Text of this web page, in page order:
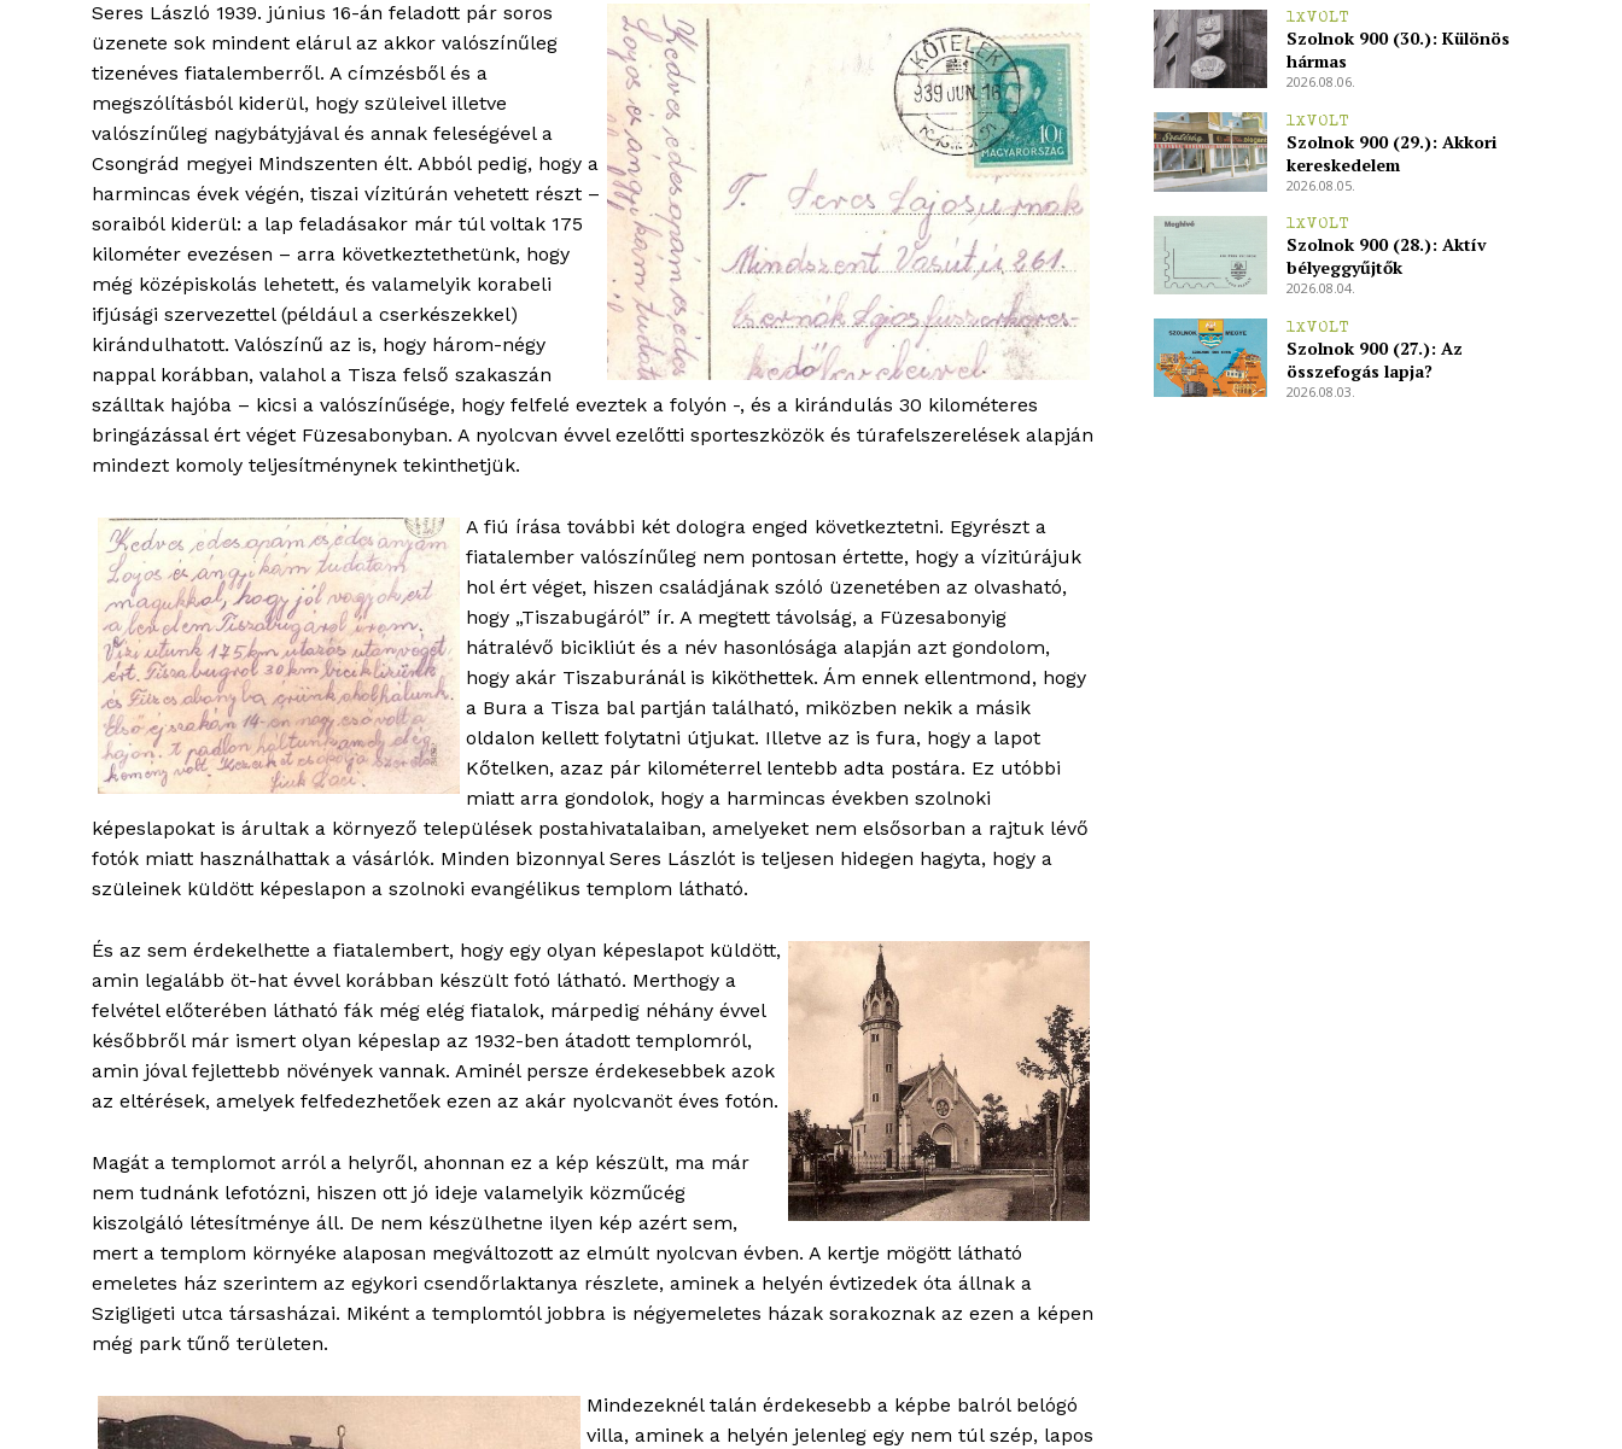
blogSZOLNOK
szubjektív
élményportál
ELŐFIZETÉS
Hasznos
bSZ fiók
Kapcsolat
Adatkezelési tájékoztató
Hirdetés
Seres László 1939. június 16-án feladott pár soros
üzenete sok mindent elárul az akkor valószínűleg
tizenéves fiatalemberről. A címzésből és a
megszólításból kiderül, hogy szüleivel illetve
valószínűleg nagybátyjával és annak feleségével a
Csongrád megyei Mindszenten élt. Abból pedig, hogy a
harmincas évek végén, tiszai vízitúrán vehetett részt –
soraiból kiderül: a lap feladásakor már túl voltak 175
kilométer evezésen – arra következtethetünk, hogy
még középiskolás lehetett, és valamelyik korabeli
ifjúsági szervezettel (például a cserkészekkel)
kirándulhatott. Valószínű az is, hogy három-négy
nappal korábban, valahol a Tisza felső szakaszán
szálltak hajóba – kicsi a valószínűsége, hogy felfelé eveztek a folyón -, és a kirándulás 30 kilométeres
bringázással ért véget Füzesabonyban. A nyolcvan évvel ezelőtti sporteszközök és túrafelszerelések alapján
mindezt komoly teljesítménynek tekinthetjük.
A fiú írása további két dologra enged következtetni. Egyrészt a
fiatalember valószínűleg nem pontosan értette, hogy a vízitúrájuk
hol ért véget, hiszen családjának szóló üzenetében az olvasható,
hogy „Tiszabugáról” ír. A megtett távolság, a Füzesabonyig
hátralévő bicikliút és a név hasonlósága alapján azt gondolom,
hogy akár Tiszaburánál is kiköthettek. Ám ennek ellentmond, hogy
a Bura a Tisza bal partján található, miközben nekik a másik
oldalon kellett folytatni útjukat. Illetve az is fura, hogy a lapot
Kőtelken, azaz pár kilométerrel lentebb adta postára. Ez utóbbi
miatt arra gondolok, hogy a harmincas években szolnoki
képeslapokat is árultak a környező települések postahivatalaiban, amelyeket nem elsősorban a rajtuk lévő
fotók miatt használhattak a vásárlók. Minden bizonnyal Seres Lászlót is teljesen hidegen hagyta, hogy a
szüleinek küldött képeslapon a szolnoki evangélikus templom látható.
És az sem érdekelhette a fiatalembert, hogy egy olyan képeslapot küldött,
amin legalább öt-hat évvel korábban készült fotó látható. Merthogy a
felvétel előterében látható fák még elég fiatalok, márpedig néhány évvel
későbbről már ismert olyan képeslap az 1932-ben átadott templomról,
amin jóval fejlettebb növények vannak. Aminél persze érdekesebbek azok
az eltérések, amelyek felfedezhetőek ezen az akár nyolcvanöt éves fotón.
Magát a templomot arról a helyről, ahonnan ez a kép készült, ma már
nem tudnánk lefotózni, hiszen ott jó ideje valamelyik közműcég
kiszolgáló létesítménye áll. De nem készülhetne ilyen kép azért sem,
mert a templom környéke alaposan megváltozott az elmúlt nyolcvan évben. A kertje mögött látható
emeletes ház szerintem az egykori csendőrlaktanya részlete, aminek a helyén évtizedek óta állnak a
Szigligeti utca társasházai. Miként a templomtól jobbra is négyemeletes házak sorakoznak az ezen a képen
még park tűnő területen.
Mindezeknél talán érdekesebb a képbe balról belógó
villa, aminek a helyén jelenleg egy nem túl szép, lapos
1XVOLT
Szolnok 900 (30.): Különös
hármas
2026.08.06.
1XVOLT
Szolnok 900 (29.): Akkori
kereskedelem
2026.08.05.
1XVOLT
Szolnok 900 (28.): Aktív
bélyeggyűjtők
2026.08.04.
1XVOLT
Szolnok 900 (27.): Az
összefogás lapja?
2026.08.03.